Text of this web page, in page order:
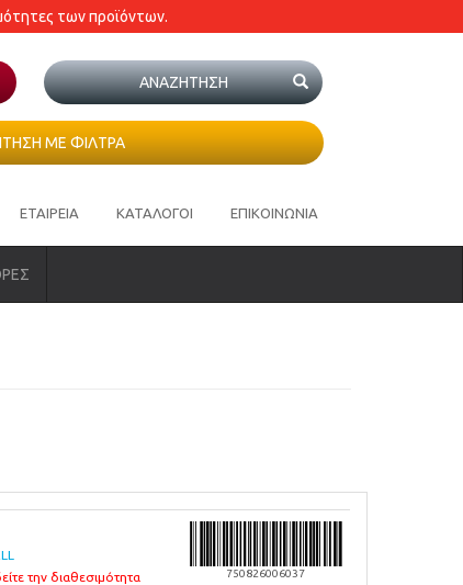
των προϊόντων.
ΜΕ ΦΙΛΤΡΑ
ΕΤΑΙΡΕΙΑ ΚΑΤΑΛΟΓΟΙ ΕΠΙΚΟΙΝΩΝΙΑ
την διαθεσιμότητα 750826006037